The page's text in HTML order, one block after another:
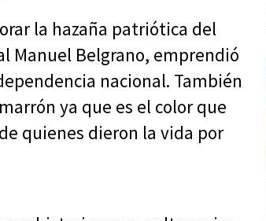
la hazaña patriótica del
Manuel Belgrano, emprendió
nacional. También
ya que es el color que
quienes dieron la vida por